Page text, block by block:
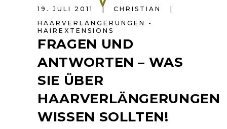
19. JULI 2011
CHRISTIAN
HAARVERLÄNGERUNGEN -
HAIREXTENSIONS
FRAGEN UND
ANTWORTEN – WAS
SIE ÜBER
HAARVERLÄNGERUNGEN
WISSEN SOLLTEN!